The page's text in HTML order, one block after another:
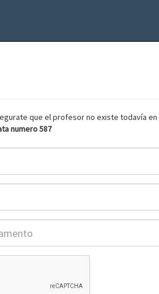
que el profesor no existe todavía
numero 587